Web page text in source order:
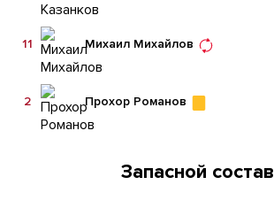
Михаил Михайлов
11
Прохор Романов
2
Запасной состав